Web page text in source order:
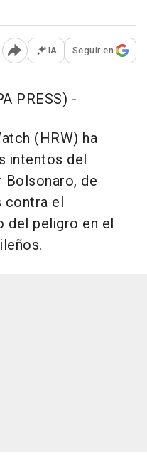
Abrir opciones para
IA Seguir en
PRESS) -
(HRW) ha
intentos del
Bolsonaro, de
contra el
del peligro en el